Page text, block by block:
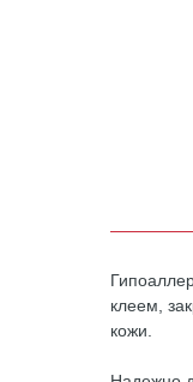
клеем,
кожи.